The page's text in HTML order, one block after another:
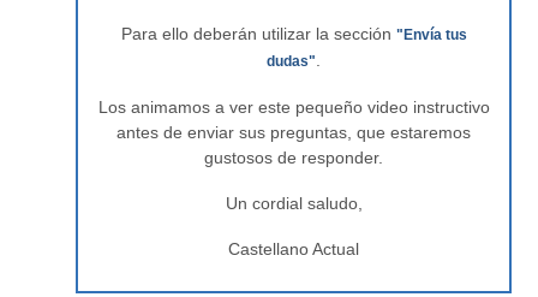
Para ello deberán utilizar la sección "Envía tus
dudas"
Los animamos a ver este pequeño video instructivo
antes de enviar sus preguntas, que estaremos
gustosos de responder.
Un cordial saludo,
Castellano Actual